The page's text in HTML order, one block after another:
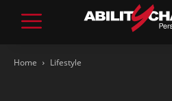
Home Lifestyle